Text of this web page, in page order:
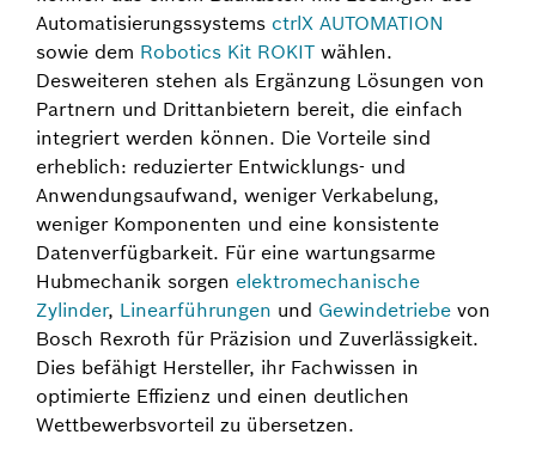
Automatisierungssystems ctrlX AUTOMATION
sowie dem Robotics Kit ROKIT wählen.
Desweiteren stehen als Ergänzung Lösungen von
Partnern und Drittanbietern bereit, die einfach
integriert werden können. Die Vorteile sind
erheblich: reduzierter Entwicklungs- und
Anwendungsaufwand, weniger Verkabelung,
weniger Komponenten und eine konsistente
Datenverfügbarkeit. Für eine wartungsarme
Hubmechanik sorgen elektromechanische
Zylinder, Linearführungen und Gewindetriebe von
Bosch Rexroth für Präzision und Zuverlässigkeit.
Dies befähigt Hersteller, ihr Fachwissen in
optimierte Effizienz und einen deutlichen
Wettbewerbsvorteil zu übersetzen.